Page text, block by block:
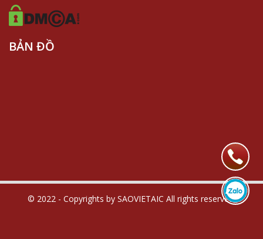
BẢN ĐỒ
© 2022 - Copyrights by SAOVIETAIC All rights reserved.